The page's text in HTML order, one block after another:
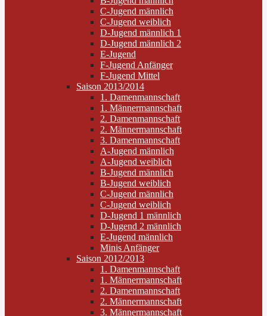
C-Jugend männlich
C-Jugend weiblich
D-Jugend männlich 1
D-Jugend männlich 2
E-Jugend
F-Jugend Anfänger
F-Jugend Mittel
Saison 2013/2014
1. Damenmannschaft
1. Männermannschaft
2. Damenmannschaft
2. Männermannschaft
3. Damenmannschaft
A-Jugend männlich
A-Jugend weiblich
B-Jugend männlich
B-Jugend weiblich
C-Jugend männlich
C-Jugend weiblich
D-Jugend 1 männlich
D-Jugend 2 männlich
E-Jugend männlich
Minis Anfänger
Saison 2012/2013
1. Damenmannschaft
1. Männermannschaft
2. Damenmannschaft
2. Männermannschaft
3. Männermannschaft